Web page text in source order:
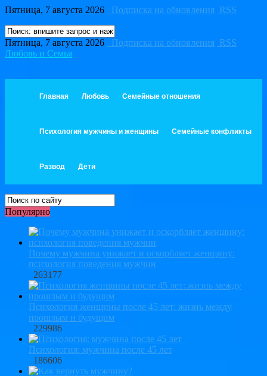
Пятница, 7 августа 2026 Подписка на обновления RSS
Пятница, 7 августа 2026 Подписка на обновления RSS
Любовь и Семья
Главная Любовь Семейные отношения
Психология мужчины и женщины Семейные конфликты
Развод Дети
Популярно
Почему мужчина унижает и оскорбляет женщину:
психология поведения мужчин
263177
Психология женщины после 45 лет: жизнь между
прошлым и будущим
229986
Психология: мужчина после 45 лет
186606